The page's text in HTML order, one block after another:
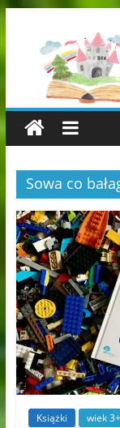
Sowa co
Książki wiek 3+